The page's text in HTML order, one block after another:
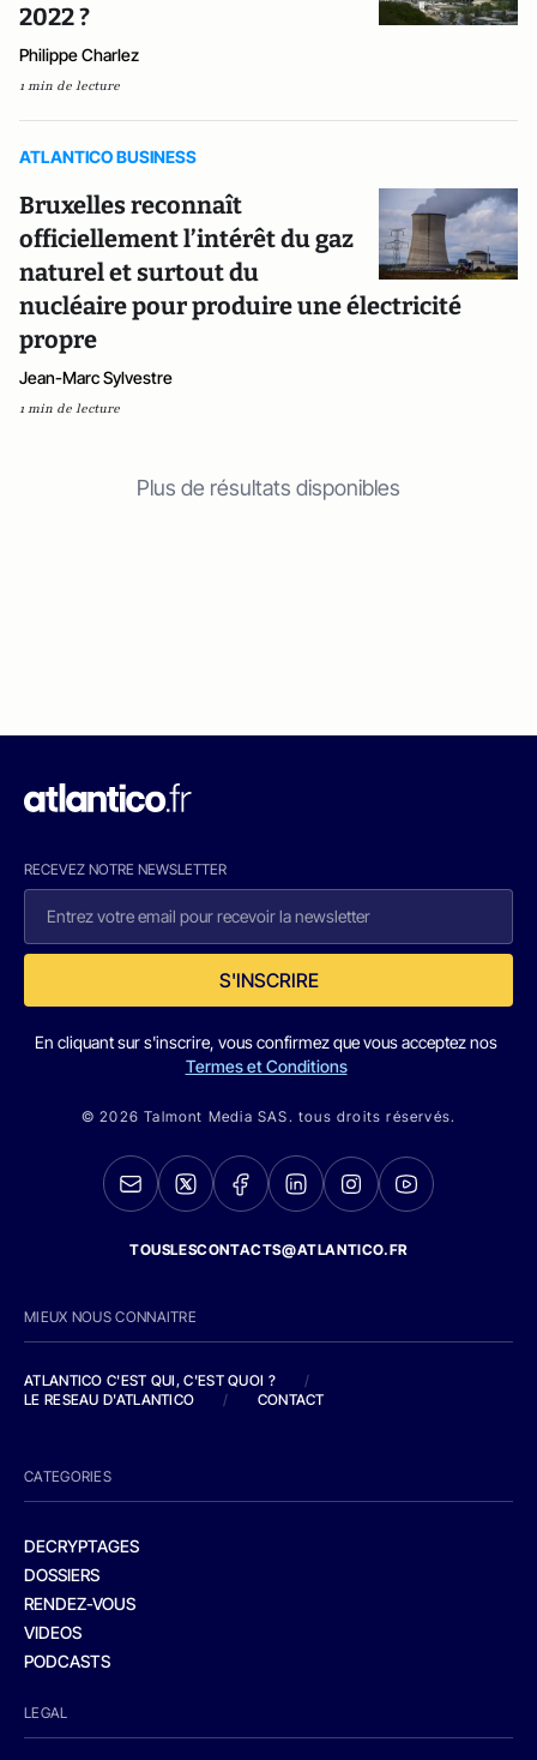
2022 ?
Philippe Charlez
1 min de lecture
ATLANTICO BUSINESS
Bruxelles reconnaît
officiellement l’intérêt du gaz
naturel et surtout du
nucléaire pour produire une électricité
propre
Jean-Marc Sylvestre
1 min de lecture
Plus de résultats disponibles
RECEVEZ NOTRE NEWSLETTER
S'INSCRIRE
En cliquant sur s'inscrire, vous confirmez que vous acceptez nos
Termes et Conditions
© 2026 Talmont Media SAS. tous droits réservés.
TOUSLESCONTACTS@ATLANTICO.FR
MIEUX NOUS CONNAITRE
ATLANTICO C'EST QUI, C'EST QUOI ?
/
LE RESEAU D'ATLANTICO
/ CONTACT
CATEGORIES
DECRYPTAGES
DOSSIERS
RENDEZ-VOUS
VIDEOS
PODCASTS
LEGAL